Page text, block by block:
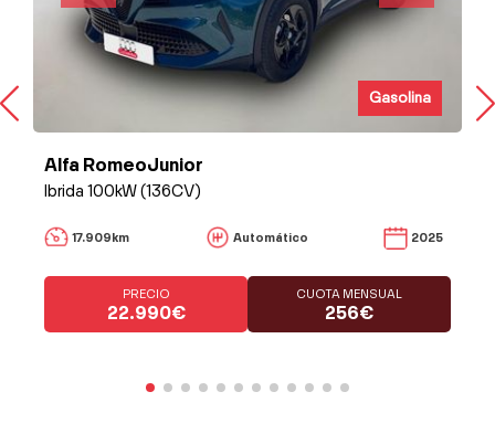
Gasolina
Alfa RomeoJunior
Ibrida 100kW (136CV)
17.909km Automático 2025
PRECIO
22.990€
CUOTA MENSUAL
256€